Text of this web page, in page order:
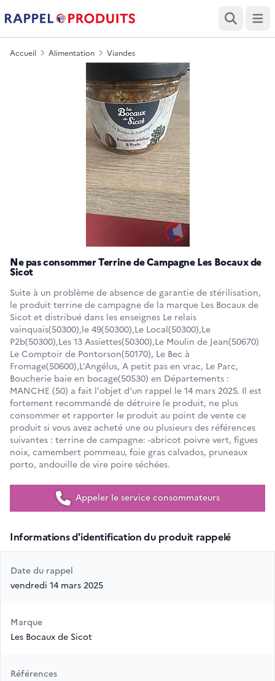
Accueil Alimentation Viandes
Ne pas consommer Terrine de Campagne Les Bocaux de
Sicot
Suite à un problème de absence de garantie de stérilisation,
le produit terrine de campagne de la marque Les Bocaux de
Sicot et distribué dans les enseignes Le relais
vainquais(50300),le 49(50300),Le Local(50300),Le
P2b(50300),Les 13 Assiettes(50300),Le Moulin de Jean(50670)
Le Comptoir de Pontorson(50170), Le Bec à
Fromage(50600),L'Angélus, A petit pas en vrac, Le Parc,
Boucherie baie en bocage(50530) en Départements :
MANCHE (50) a fait l'objet d'un rappel le 14 mars 2025. Il est
fortement recommandé de détruire le produit, ne plus
consommer et rapporter le produit au point de vente ce
produit si vous avez acheté une ou plusieurs des références
suivantes : terrine de campagne: -abricot poivre vert, figues
noix, camembert pommeau, foie gras calvados, pruneaux
porto, andouille de vire poire séchées.
Appeler le service consommateurs
Informations d'identification du produit rappelé
Date du rappel
vendredi 14 mars 2025
Marque
Les Bocaux de Sicot
Références